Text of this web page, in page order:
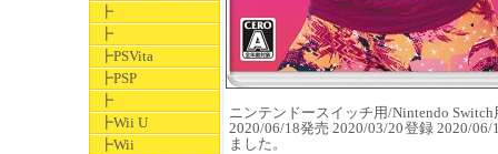
┣
┣
┣PSVita
┣PSP
┣
┣Wii U
┣Wii
ニンテンドースイッチ用/Nintendo
2020/06/18発売 2020/03/20登録 2020/
ました。